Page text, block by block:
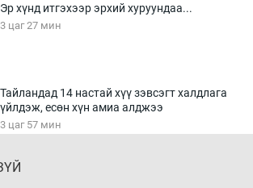
Эр хүнд итгэхээр эрхий хуруундаа...
3 цаг 27 мин
Тайландад 14 настай хүү зэвсэгт халдлага
үйлдэж, есөн хүн амиа алджээ
3 цаг 57 мин